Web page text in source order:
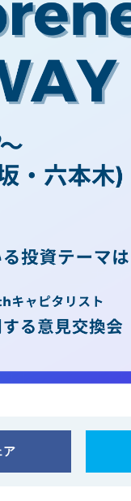
ア